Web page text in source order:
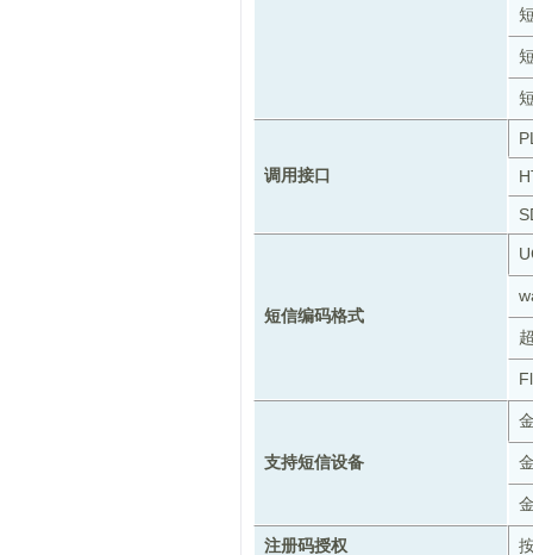
调用接口
短信编码格式
支持短信设备
注册码授权